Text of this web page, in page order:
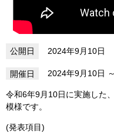
2024年9月10日
2024年9月10日
令和6年9月10日に実施した
模様です。
(発表項目)